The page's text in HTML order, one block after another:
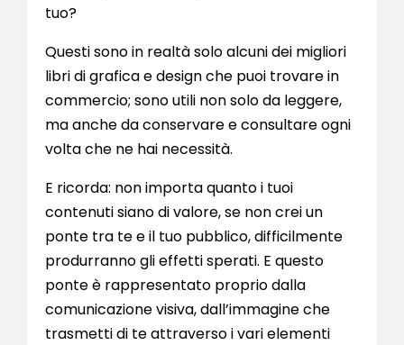
tuo?
Questi sono in realtà solo alcuni dei migliori
libri di grafica e design che puoi trovare in
commercio; sono utili non solo da leggere,
ma anche da conservare e consultare ogni
volta che ne hai necessità.
E ricorda: non importa quanto i tuoi
contenuti siano di valore, se non crei un
ponte tra te e il tuo pubblico, difficilmente
produrranno gli effetti sperati. E questo
ponte è rappresentato proprio dalla
comunicazione visiva, dall’immagine che
trasmetti di te attraverso i vari elementi